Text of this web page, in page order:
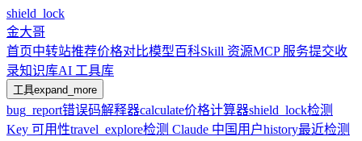
shield_lock
金大哥
首页中转站推荐价格对比模型百科Skill 资源MCP 服务提交收
录知识库AI 工具库
工具expand_more
bug_report错误码解释器calculate价格计算器shield_lock检测
Key 可用性travel_explore检测 Claude 中国用户history最近检测